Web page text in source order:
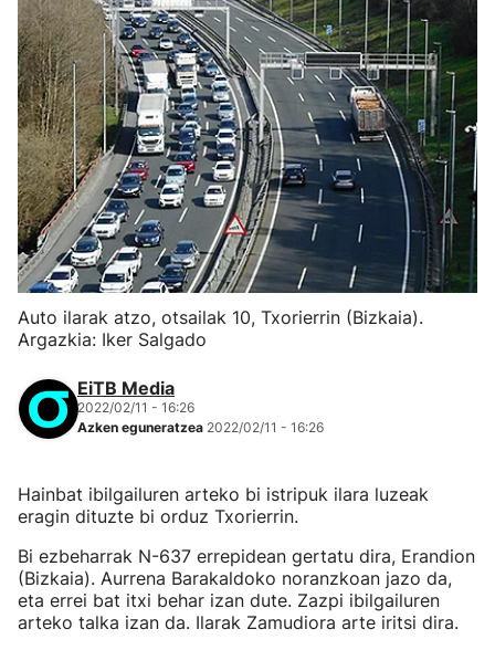
Auto ilarak atzo, otsailak 10, Txorierrin (Bizkaia).
Argazkia: Iker Salgado
EiTB Media
2022/02/11 - 16:26
Azken eguneratzea 2022/02/11 - 16:26
Hainbat ibilgailuren arteko bi istripuk ilara luzeak
eragin dituzte bi orduz Txorierrin.
Bi ezbeharrak N-637 errepidean gertatu dira, Erandion
(Bizkaia). Aurrena Barakaldoko noranzkoan jazo da,
eta errei bat itxi behar izan dute. Zazpi ibilgailuren
arteko talka izan da. Ilarak Zamudiora arte iritsi dira.